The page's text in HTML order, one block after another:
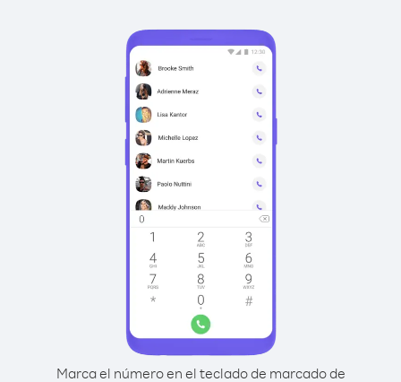
Marca el número en el teclado de marcado de